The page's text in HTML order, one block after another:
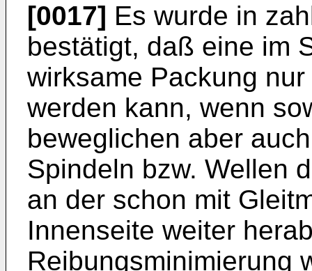
[0017] Es wurde in
bestätigt, daß eine im
wirksame Packung
werden kann, wenn
beweglichen aber
Spindeln bzw. Wellen
an der schon mit
Innenseite weiter
Reibungsminimierung